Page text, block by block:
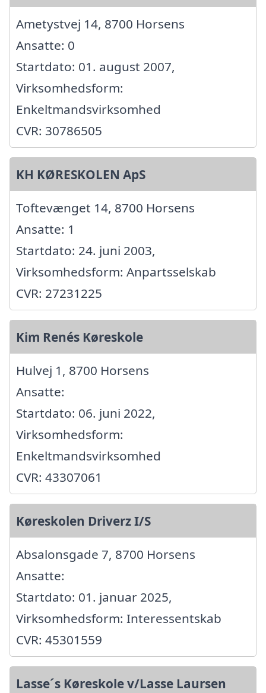
Ametystvej 14, 8700 Horsens
Ansatte: 0
Startdato: 01. august 2007,
Virksomhedsform:
Enkeltmandsvirksomhed
CVR: 30786505
KH KØRESKOLEN ApS
Toftevænget 14, 8700 Horsens
Ansatte: 1
Startdato: 24. juni 2003,
Virksomhedsform: Anpartsselskab
CVR: 27231225
Kim Renés Køreskole
Hulvej 1, 8700 Horsens
Ansatte:
Startdato: 06. juni 2022,
Virksomhedsform:
Enkeltmandsvirksomhed
CVR: 43307061
Køreskolen Driverz I/S
Absalonsgade 7, 8700 Horsens
Ansatte:
Startdato: 01. januar 2025,
Virksomhedsform: Interessentskab
CVR: 45301559
Lasse´s Køreskole v/Lasse Laursen